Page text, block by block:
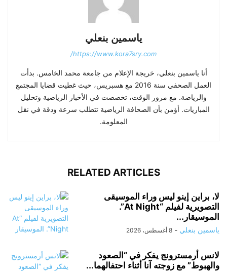
ياسمين بنعلي
https://www.kora7sry.com/
أنا ياسمين بنعلي، خريجة الإعلام من جامعة محمد الخامس. بدأت
العمل الصحفي سنة 2016 مع هسبريس، حيث غطيت قضايا المجتمع
والرياضة. مع مرور الوقت، تخصصت في الأخبار الرياضية وتحليل
المباريات. أؤمن بأن الصحافة الرياضية تتطلب سرعة ودقة في نقل
المعلومة.
RELATED ARTICLES
لا، براين إينو ليس وراء الموسيقى
التصويرية لفيلم “At Night”.
الموسيقار...
ياسمين بنعلي - 8 أغسطس، 2026
لانس أرمسترونج يفكر في “الصعود
والهبوط” مع زوجته آنا أثناء احتفالهما...